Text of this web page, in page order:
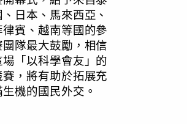
、日本、馬來西亞、
律賓、越南等國的參
團隊最大鼓勵，相信
場「以科學會友」的
賽，將有助於拓展充
機的國民外交。